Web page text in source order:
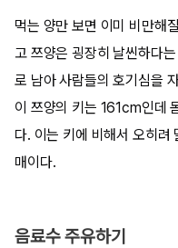
먹는 양만 보면 이미 비만해
고 쯔양은 굉장히 날씬하다
로 남아 사람들의 호기심을
이 쯔양의 키는 161cm인데
다. 이는 키에 비해서 오히려
매이다.
음료수 주유하기